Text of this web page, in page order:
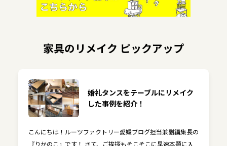
家具のリメイク ピックアップ
婚礼タンスをテーブルにリメイク
した事例を紹介！
こんにちは！ルーツファクトリー愛媛ブログ担当兼副編集長の
『りかのこ』です！ さて、ご挨拶もそこそこに早速本題に入